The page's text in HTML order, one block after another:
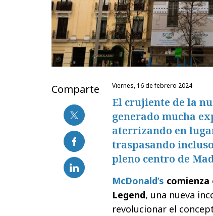
Comparte viernes, 16 de febrero 2024
El crujiente de la
generado mucha
aterrizando en
traspasando
pleno centro de
McDonald’s
Legend, una nueva
revolucionar el